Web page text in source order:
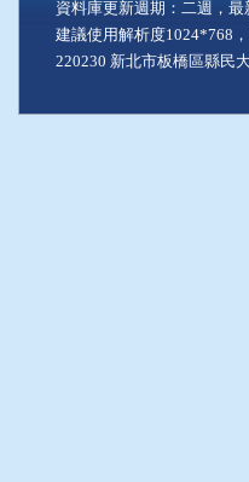
資料庫更新週期：二週，最
建議使用解析度1024*768
220230 新北市板橋區縣民